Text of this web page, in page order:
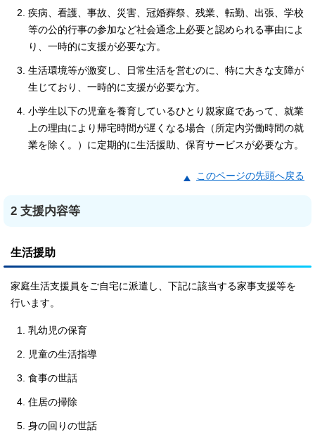
疾病、看護、事故、災害、冠婚葬祭、残業、転勤、出張、学校
等の公的行事の参加など社会通念上必要と認められる事由によ
り、一時的に支援が必要な方。
生活環境等が激変し、日常生活を営むのに、特に大きな支障が
生じており、一時的に支援が必要な方。
小学生以下の児童を養育しているひとり親家庭であって、就業
上の理由により帰宅時間が遅くなる場合（所定内労働時間の就
業を除く。）に定期的に生活援助、保育サービスが必要な方。
このページの先頭へ戻る
2 支援内容等
生活援助
家庭生活支援員をご自宅に派遣し、下記に該当する家事支援等を
行います。
乳幼児の保育
児童の生活指導
食事の世話
住居の掃除
身の回りの世話